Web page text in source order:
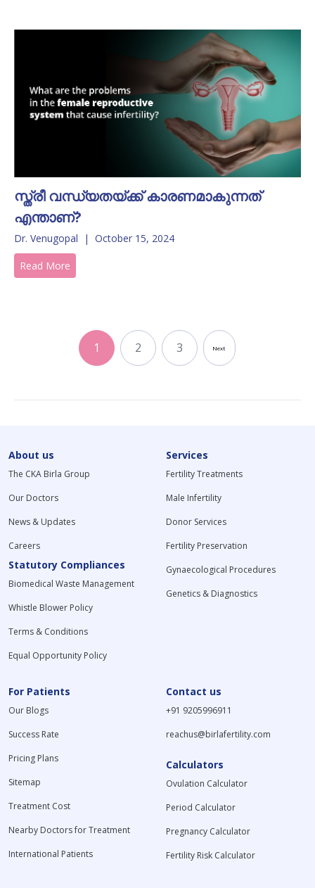
സ്ത്രീ വന്ധ്യതയ്ക്ക് കാരണമാകുന്നത്
എന്താണ്?
Dr. Venugopal | October 15, 2024
Read More
1 2 3 Next
About us
The CKA Birla Group
Our Doctors
News & Updates
Careers
Statutory Compliances
Biomedical Waste Management
Whistle Blower Policy
Terms & Conditions
Equal Opportunity Policy
Services
Fertility Treatments
Male Infertility
Donor Services
Fertility Preservation
Gynaecological Procedures
Genetics & Diagnostics
For Patients
Our Blogs
Success Rate
Pricing Plans
Sitemap
Treatment Cost
Nearby Doctors for Treatment
International Patients
Contact us
+91 9205996911
reachus@birlafertility.com
Calculators
Ovulation Calculator
Period Calculator
Pregnancy Calculator
Fertility Risk Calculator